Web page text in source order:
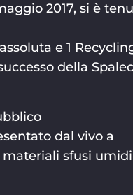
2017, si è
e 1
della
dal vivo a
sfusi